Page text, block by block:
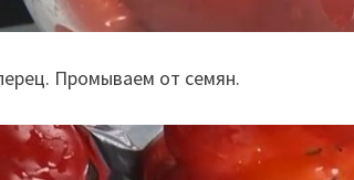
Промываем от семян.